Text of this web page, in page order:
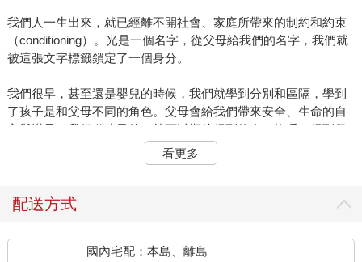
我們人一生出來，就已經離不開社會、家庭所帶來的制約和約束
（conditioning）。光是一個名字，從父母給我們的名字，我們就
被這張文字標籤鎖定了一個身分。
我們很早，甚至還是嬰兒的時候，我們就學到分別和區隔，學到
了孩子是和父母不同的角色。父母會給我們帶來安全、生命的自
主與滿足。我們做孩子的，就可以期待得到飲食、飽暖，得到保
分不同。而且，在父母的眼中，他們的身分和我個人的身分又有
的，還會跟別人的比較。透過玩具的大小、顏色、功能、好不好
玩，我們就學會了建立自己獨立的身分，和兄弟姊妹、鄰居的孩
看更多
配送方式
國內宅配：本島、離島